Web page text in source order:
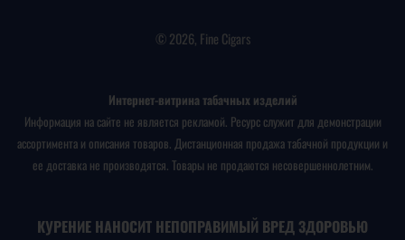
© 2026, Fine Cigars
Интернет-витрина табачных изделий
Информация на сайте не является рекламой. Ресурс служит для демонстрации
ассортимента и описания товаров. Дистанционная продажа табачной продукции и
ее доставка не производятся. Товары не продаются несовершеннолетним.
КУРЕНИЕ НАНОСИТ НЕПОПРАВИМЫЙ ВРЕД ЗДОРОВЬЮ